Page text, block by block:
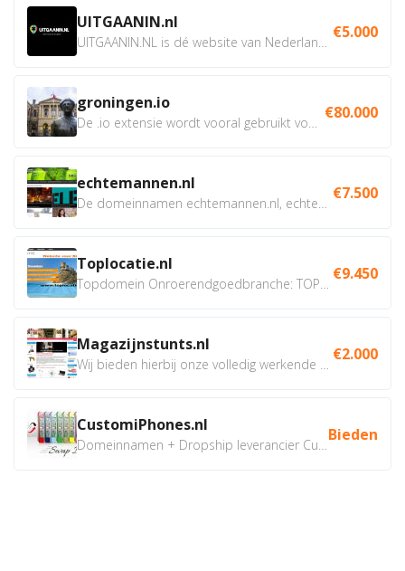
UITGAANIN.nl €5.000
groningen.io €80.000
echtemannen.nl €7.500
Toplocatie.nl €9.450
Magazijnstunts.nl €2.000
CustomiPhones.nl Bieden